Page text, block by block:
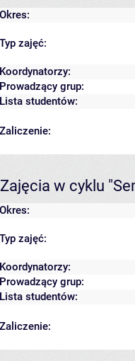
Okres:
Typ zajęć:
Koordynatorzy:
Prowadzący grup:
Lista studentów:
Zaliczenie:
Zajęcia w cyklu
Okres:
Typ zajęć:
Koordynatorzy:
Prowadzący grup:
Lista studentów:
Zaliczenie: